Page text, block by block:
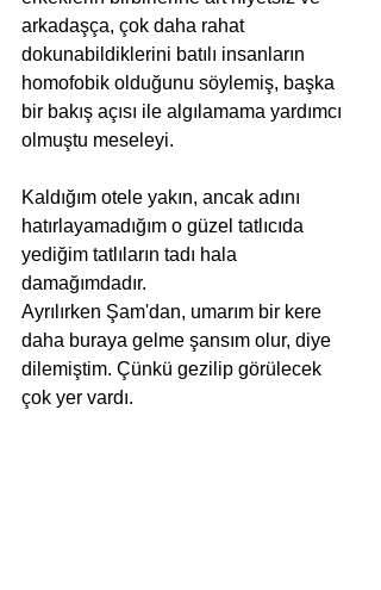
arkadaşça, çok daha rahat
dokunabildiklerini batılı insanların
homofobik olduğunu söylemiş, başka
bir bakış açısı ile algılamama yardımcı
olmuştu meseleyi.
Kaldığım otele yakın, ancak adını
hatırlayamadığım o güzel tatlıcıda
yediğim tatlıların tadı hala
damağımdadır.
Ayrılırken Şam'dan, umarım bir kere
daha buraya gelme şansım olur, diye
dilemiştim. Çünkü gezilip görülecek
çok yer vardı.